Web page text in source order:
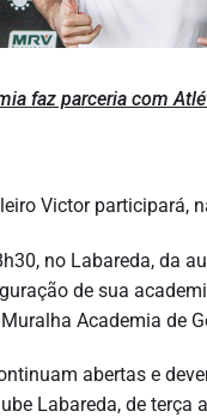
faz parceria com
Victor participará,
no Labareda, da
de sua
Academia de
abertas e
Labareda, de terça